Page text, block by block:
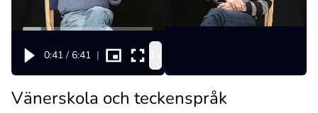
0:41 / 6:41 |
Vänerskola och teckenspråk